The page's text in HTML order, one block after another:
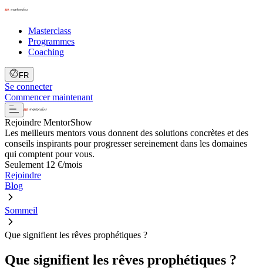
Masterclass
Programmes
Coaching
FR
Se connecter
Commencer maintenant
Rejoindre MentorShow
Les meilleurs mentors vous donnent des solutions concrètes et des
conseils inspirants pour progresser sereinement dans les domaines
qui comptent pour vous.
Seulement 12 €/mois
Rejoindre
Blog
Sommeil
Que signifient les rêves prophétiques ?
Que signifient les rêves prophétiques ?